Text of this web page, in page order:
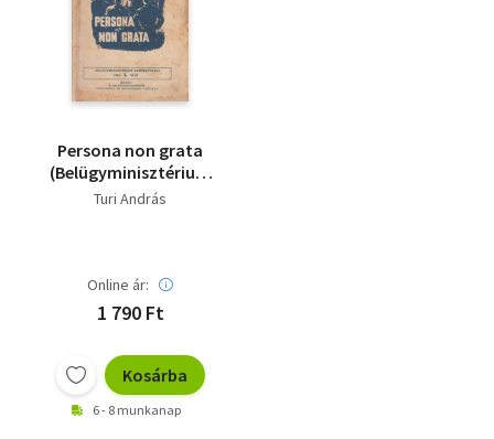
Persona non grata
(Belügyminisztérium
Kiskönyvtára 1962/1.
Turi András
Online ár:
1 790 Ft
Kosárba
6 - 8 munkanap